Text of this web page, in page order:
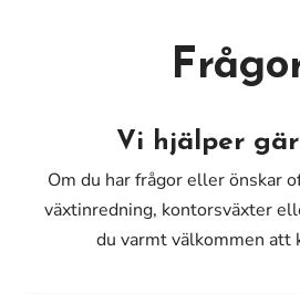
Vi hjälper
Om du har frågor eller önskar
växtinredning, kontorsväxter
du varmt välkommen att